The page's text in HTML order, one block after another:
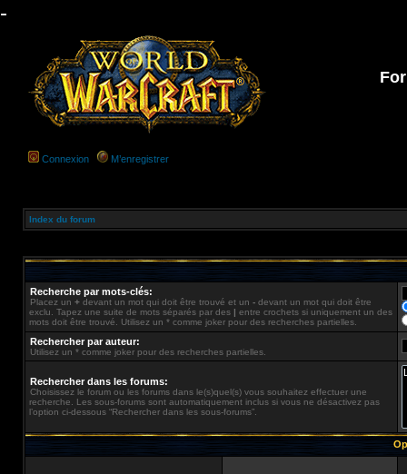
-
Connexion M’enregistrer
Index du forum
Recherche par mots-clés:
Placez un + devant un mot qui doit être trouvé et un - devant un mot qui doit être
exclu. Tapez une suite de mots séparés par des | entre crochets si uniquement un des
mots doit être trouvé. Utilisez un * comme joker pour des recherches partielles.
Rechercher par auteur:
Utilisez un * comme joker pour des recherches partielles.
Rechercher dans les forums:
Choisissez le forum ou les forums dans le(s)quel(s) vous souhaitez effectuer une
recherche. Les sous-forums sont automatiquement inclus si vous ne désactivez pas
l’option ci-dessous “Rechercher dans les sous-forums”.